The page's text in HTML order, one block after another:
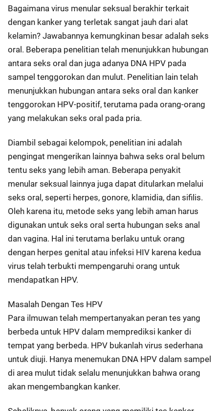
Bagaimana virus menular seksual berakhir terkait
dengan kanker yang terletak sangat jauh dari alat
kelamin? Jawabannya kemungkinan besar adalah seks
oral. Beberapa penelitian telah menunjukkan hubungan
antara seks oral dan juga adanya DNA HPV pada
sampel tenggorokan dan mulut. Penelitian lain telah
menunjukkan hubungan antara seks oral dan kanker
tenggorokan HPV-positif, terutama pada orang-orang
yang melakukan seks oral pada pria.
Diambil sebagai kelompok, penelitian ini adalah
pengingat mengerikan lainnya bahwa seks oral belum
tentu seks yang lebih aman. Beberapa penyakit
menular seksual lainnya juga dapat ditularkan melalui
seks oral, seperti herpes, gonore, klamidia, dan sifilis.
Oleh karena itu, metode seks yang lebih aman harus
digunakan untuk seks oral serta hubungan seks anal
dan vagina. Hal ini terutama berlaku untuk orang
dengan herpes genital atau infeksi HIV karena kedua
virus telah terbukti mempengaruhi orang untuk
mendapatkan HPV.
Masalah Dengan Tes HPV
Para ilmuwan telah mempertanyakan peran tes yang
berbeda untuk HPV dalam memprediksi kanker di
tempat yang berbeda. HPV bukanlah virus sederhana
untuk diuji. Hanya menemukan DNA HPV dalam sampel
di area mulut tidak selalu menunjukkan bahwa orang
akan mengembangkan kanker.